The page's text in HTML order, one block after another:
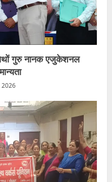
गुरु नानक एजुकेशनल
2026